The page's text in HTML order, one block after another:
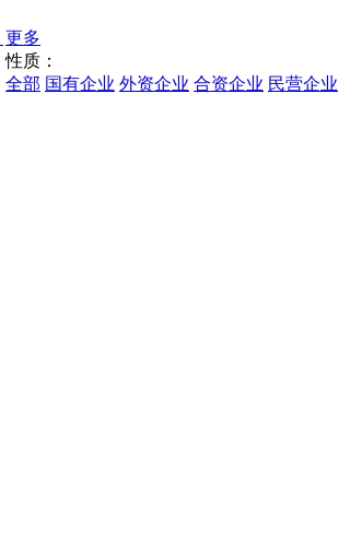
更多
性质：
全部 国有企业 外资企业 合资企业 民营企业